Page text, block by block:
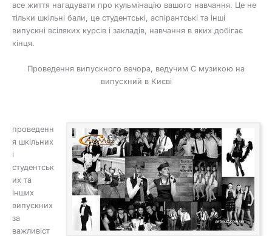
все життя нагадувати про кульмінацію вашого навчання. Це не
тільки шкільні бали, це студентські, аспірантські та інші
випускні всіляких курсів і закладів, навчання в яких добігає
кінця.
Проведення випускного вечора, ведучим C музикою на
випускний в Києві
проведенн
я шкільних
і
студентськ
их та
інших
випускних
за
важливіст